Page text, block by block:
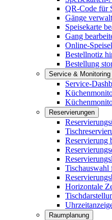
QR-Code für
Gänge
Speisekarte
Gang
Online-
Bestellnotiz
Bestellung
Service & Monitoring
Service-
Reservierungen
Reservierung
Tischauswahl
Horizontale
Raumplanung